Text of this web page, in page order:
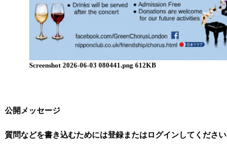
Screenshot 2026-06-03 080441.png 612KB
公開メッセージ
質問などを書き込むためには登録またはログインしてください